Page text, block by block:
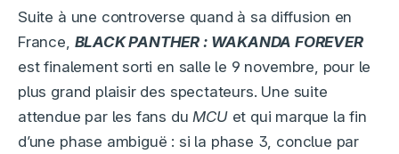
Suite à une controverse quand à sa diffusion en
France, BLACK PANTHER : WAKANDA FOREVER
est finalement sorti en salle le 9 novembre, pour le
plus grand plaisir des spectateurs. Une suite
attendue par les fans duMCUet qui marque la fin
d’une phase ambiguë : si la phase 3, conclue par